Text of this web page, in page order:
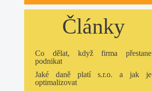
Články
Co dělat, když firma přestane
podnikat
Jaké daně platí s.r.o. a jak je
optimalizovat